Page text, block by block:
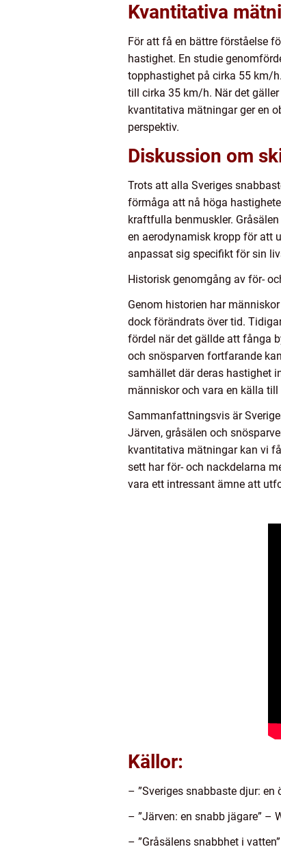
Kvantitativa
För att få en bättre förståelse
hastighet. En studie
topphastighet på cirka 55 km/
till cirka 35 km/h. När det
kvantitativa mätningar ger en
perspektiv.
Diskussion om
Trots att alla Sveriges
förmåga att nå höga
kraftfulla benmuskler.
en aerodynamisk kropp för att
anpassat sig specifikt för sin
Historisk genomgång av för-
Genom historien har
dock förändrats över tid.
fördel när det gällde att fånga
och snösparven fortfarande
samhället där deras hastighet
människor och vara en källa till
Sammanfattningsvis är
Järven, gråsälen och
kvantitativa mätningar kan vi
sett har för- och nackdelarna
vara ett intressant ämne att
Källor:
– ”Sveriges snabbaste djur:
– ”Järven: en snabb jägare” –
– ”Gråsälens snabbhet i